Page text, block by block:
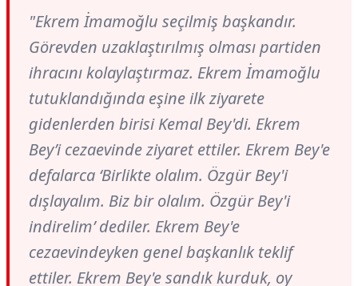
"Ekrem İmamoğlu seçilmiş başkandır.
Görevden uzaklaştırılmış olması partiden
ihracını kolaylaştırmaz. Ekrem İmamoğlu
tutuklandığında eşine ilk ziyarete
gidenlerden birisi Kemal Bey'di. Ekrem
Bey’i cezaevinde ziyaret ettiler. Ekrem Bey'e
defalarca ‘Birlikte olalım. Özgür Bey'i
dışlayalım. Biz bir olalım. Özgür Bey'i
indirelim’ dediler. Ekrem Bey'e
cezaevindeyken genel başkanlık teklif
ettiler. Ekrem Bey'e sandık kurduk, oy